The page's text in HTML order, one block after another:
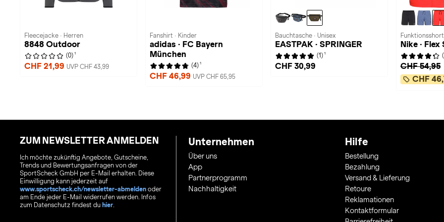
Fleecejacke · Herren
8848 Outdoor
(0) 1
CHF 21,99 UVP CHF 43,99
Fanshirt · Kinder
adidas · FC Bayern
München
(4) 1
CHF 46,99 UVP CHF 65,95
Bauchtasche · Unisex
EASTPAK · SPRINGER
(1) 1
CHF 30,99
Nike ·
CHF 54,95
CHF
ZUM NEWSLETTER ANMELDEN
Ich möchte zukünftig Angebote, Gutscheine,
Trends und Bewertungsanfragen von der
SportScheck GmbH per E-Mail erhalten. Diese
Einwilligung kann jederzeit auf
www.sportscheck.ch/newsletter-abmelden oder
am Ende jeder E-Mail widerrufen werden. Infos
zum Datenschutz findest du hier.
Unternehmen
Über uns
App
Partnerprogramm
Nachhaltigkeit
Hilfe
Bestellung
Bezahlung
Versand & Lieferung
Retoure
Reklamationen
Kontaktformular